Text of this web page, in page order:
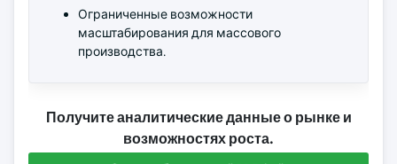
Ограниченные возможности
масштабирования для массового
производства.
Получите аналитические данные о рынке и
возможностях роста.